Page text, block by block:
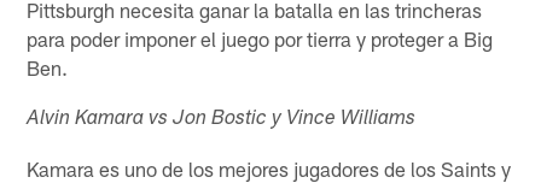
Pittsburgh necesita ganar la batalla en las trincheras
para poder imponer el juego por tierra y proteger a Big
Ben.
Alvin Kamara vs Jon Bostic y Vince Williams
Kamara es uno de los mejores jugadores de los Saints y